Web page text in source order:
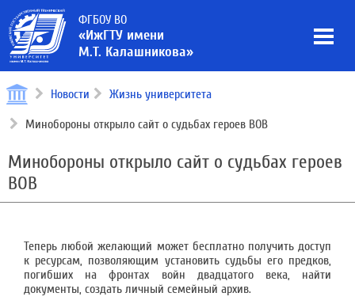
ФГБОУ ВО
«ИжГТУ имени
М.Т. Калашникова»
Новости Жизнь университета
Минобороны открыло сайт о судьбах героев ВОВ
Минобороны открыло сайт о судьбах героев
ВОВ
Теперь любой желающий может бесплатно получить доступ
к ресурсам, позволяющим установить судьбы его предков,
погибших на фронтах войн двадцатого века, найти
документы, создать личный семейный архив.